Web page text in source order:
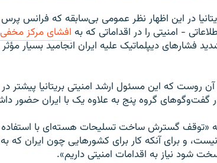
در این اظهار نظر عمومی بی‌سابقه که فرانس پرس
- امنیتی را در اقداماتی که به افشای مرکز
فشارهای دیپلماتیک علیه ایران انجامید بسیار مؤثر
روست که این مسئول ارشد امنیتی بریتانیا پیشتر
گفت‌وگوهای گروه پنج به علاوه یک با ایران حضور
«توقف گسترش ساخت تسلیحات هسته‌ای با استفاده
نیست، و برای آنکه کار برای کشورهایی چون ایران که
نیاز به اقدامات امنیتی داریم».